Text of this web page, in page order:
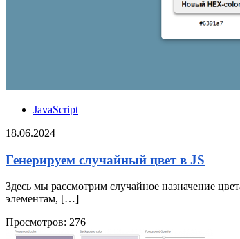
JavaScript
18.06.2024
Генерируем случайный цвет в JS
Здесь мы рассмотрим случайное назначение
элементам, […]
Просмотров: 276